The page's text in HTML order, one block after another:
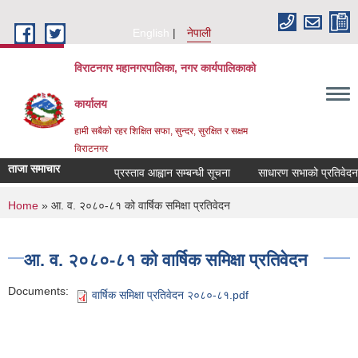
English
नेपाली
विराटनगर महानगरपालिका, नगर कार्यपालिकाको
कार्यालय
हामी सबैको रहर शिक्षित सफा, सुन्दर, सुरक्षित र सक्षम
विराटनगर
ताजा समाचार प्रस्ताव आह्वान सम्बन्धी सूचना साधारण सभाको
You are here
Home » आ. व. २०८०-८१ को वार्षिक समिक्षा प्रतिवेदन
आ. व. २०८०-८१ को वार्षिक समिक्षा प्रतिवेदन
Documents: वार्षिक समिक्षा प्रतिवेदन २०८०-८१.pdf